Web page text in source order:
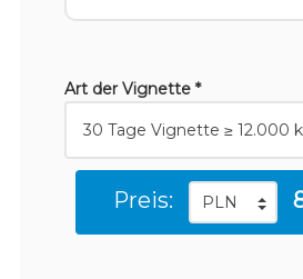
Art der Vignette *
Preis: